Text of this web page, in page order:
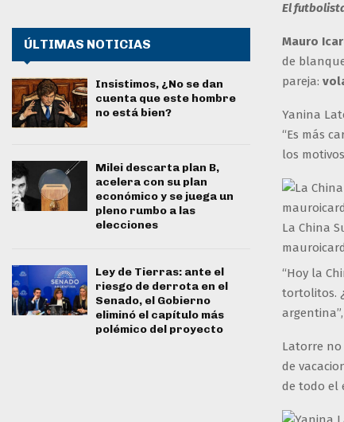
El
Mauro
de
pareja:
Yanina
“Es más
los
La China
“Hoy la
tortolitos.
Latorre no
de
de todo el
ÚLTIMAS NOTICIAS
Insistimos, ¿No se dan
cuenta que este hombre
no está bien?
Milei descarta plan B,
acelera con su plan
económico y se juega un
pleno rumbo a las
elecciones
Ley de Tierras: ante el
riesgo de derrota en el
Senado, el Gobierno
eliminó el capítulo más
polémico del proyecto